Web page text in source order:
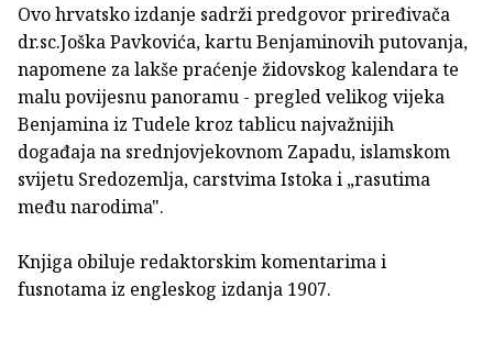
Ovo hrvatsko izdanje sadrži predgovor priređivača
dr.sc.Joška Pavkovića, kartu Benjaminovih putovanja,
napomene za lakše praćenje židovskog kalendara te
malu povijesnu panoramu - pregled velikog vijeka
Benjamina iz Tudele kroz tablicu najvažnijih
događaja na srednjovjekovnom Zapadu, islamskom
svijetu Sredozemlja, carstvima Istoka i „rasutima
među narodima".
Knjiga obiluje redaktorskim komentarima i
fusnotama iz engleskog izdanja 1907.